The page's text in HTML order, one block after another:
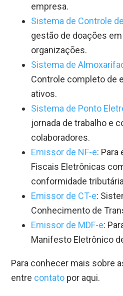
empresa.
Sistema de Controle
gestão de doações
organizações.
Sistema de
Controle completo de
ativos.
Sistema de Ponto
jornada de trabalho e
colaboradores.
Emissor de NF-e: Para
Fiscais Eletrônicas
conformidade
Emissor de CT-e:
Conhecimento de
Emissor de MDF-e:
Manifesto Eletrônico
Para conhecer mais sobre
entre contato por aqui.